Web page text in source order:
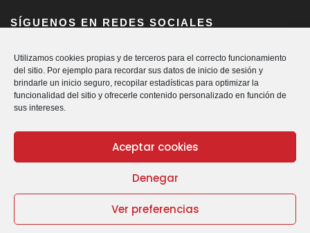
Utilizamos cookies propias y de terceros para el correcto funcionamiento
del sitio. Por ejemplo para recordar sus datos de inicio de sesión y
brindarle un inicio seguro, recopilar estadísticas para optimizar la
funcionalidad del sitio y ofrecerle contenido personalizado en función de
sus intereses.
Aceptar cookies
Denegar
Ver preferencias
SÍGUENOS EN REDES SOCIALES
© Cáritas Diocesana de Vitoria.
Política de Privacidad|Política de Cookies|Aviso Legal|Canal
| Todos los derechos reservados | CARITAS